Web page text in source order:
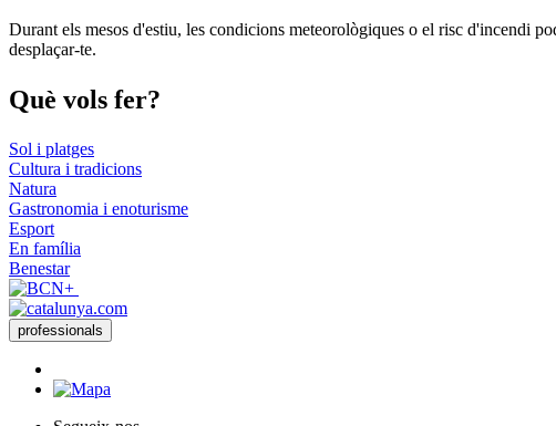
Durant els mesos d'estiu, les condicions meteorològiques o el risc d'incendi
desplaçar-te.
Què vols fer?
Sol i platges
Cultura i tradicions
Natura
Gastronomia i enoturisme
Esport
En família
Benestar
professionals